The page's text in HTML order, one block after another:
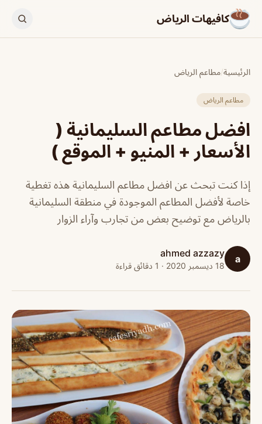
كافيهات الرياض
الرئيسية/مطاعم الرياض
مطاعم الرياض
افضل مطاعم السليمانية (
الأسعار + المنيو + الموقع )
إذا كنت تبحث عن افضل مطاعم السليمانية هذه تغطية
خاصة لأفضل المطاعم الموجودة في منطقة السليمانية
بالرياض مع توضيح بعض من تجارب وآراء الزوار
a
ahmed azzazy
18 ديسمبر 2020 · 1 دقائق قراءة